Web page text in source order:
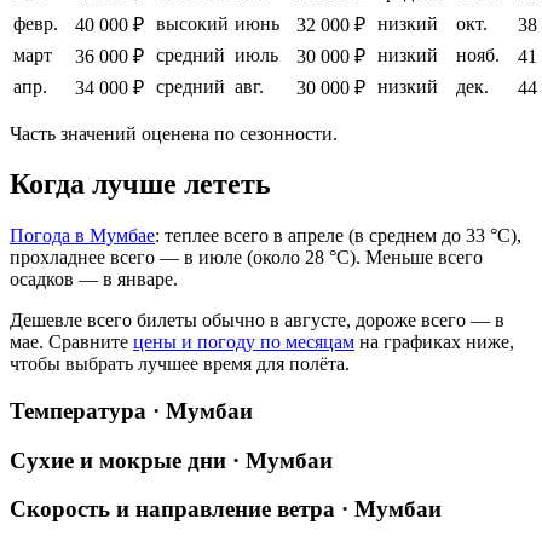
февр.
40 000 ₽ высокий июнь 32 000 ₽ низкий окт.
38
март
36 000 ₽ средний июль 30 000 ₽ низкий нояб.
41
апр.
34 000 ₽ средний авг. 30 000 ₽ низкий дек. 44
Часть значений оценена по сезонности.
Когда лучше лететь
Погода в Мумбае: теплее всего в апреле (в среднем до 33 °C),
прохладнее всего — в июле (около 28 °C). Меньше всего
осадков — в январе.
Дешевле всего билеты обычно в августе, дороже всего — в
мае. Сравните цены и погоду по месяцам на графиках ниже,
чтобы выбрать лучшее время для полёта.
Температура · Мумбаи
Сухие и мокрые дни · Мумбаи
Скорость и направление ветра · Мумбаи